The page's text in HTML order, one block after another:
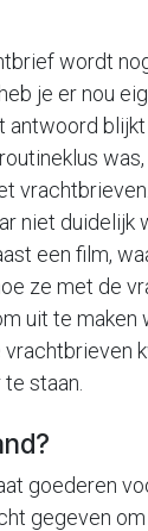
wordt
je er nou
niet duidelijk
een film,
ze met de
uit te
staan.
goederen
gegeven